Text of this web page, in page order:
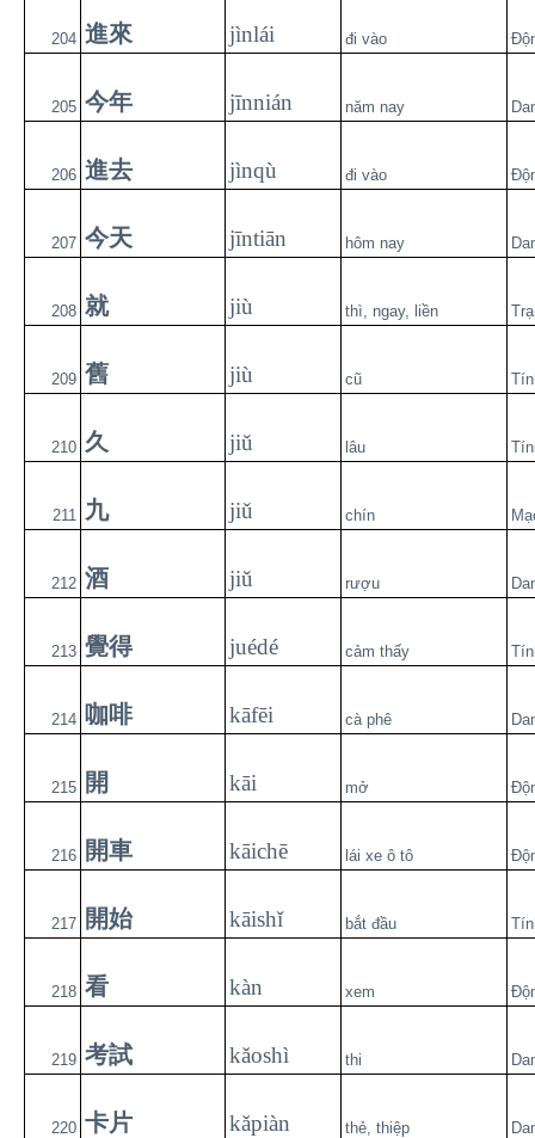
204 進來 jìnlái đi vào
205 今年 jīnnián năm nay
206 進去 jìnqù đi vào
207 今天 jīntiān hôm nay
208 就 jiù thì, ngay, liền
209 舊 jiù cũ
210 久 jiǔ lâu
211 九 jiǔ chín
212 酒 jiǔ rượu
213 覺得 juédé cảm thấy
214 咖啡 kāfēi cà phê
215 開 kāi mở
216 開車 kāichē lái xe ô tô
217 開始 kāishǐ bắt đầu
218 看 kàn xem
219 考試 kǎoshì thi
220 卡片 kǎpiàn thẻ, thiệp